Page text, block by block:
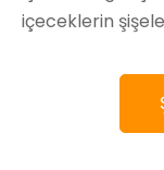
içeceklerin